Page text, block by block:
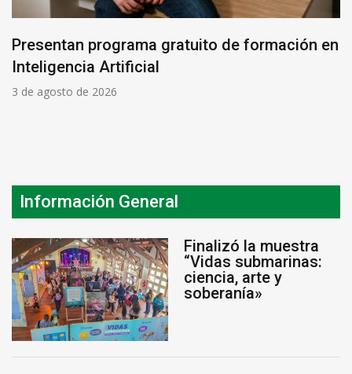
Presentan programa gratuito de formación en
Inteligencia Artificial
3 de agosto de 2026
Información General
Finalizó la muestra
“Vidas submarinas:
ciencia, arte y
soberanía»